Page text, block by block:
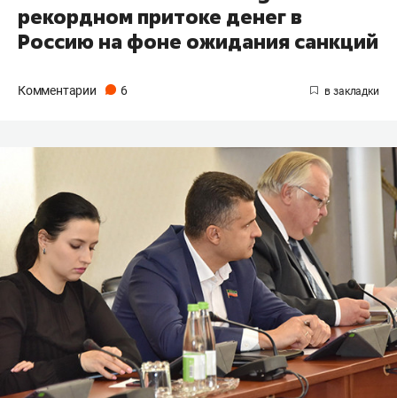
рекордном притоке денег в
Россию на фоне ожидания санкций
Комментарии 6